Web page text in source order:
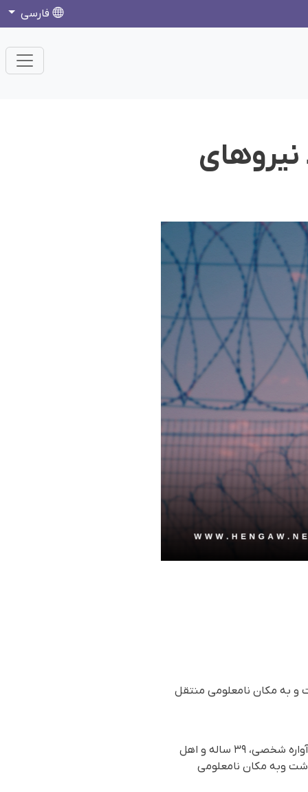
فارسی
و به مکان نامعلومی منتقل
بر اساس گزارش رسیده به سازمان حقوق بشری هه‌نگاو، روز پنجشنبە ٤ بهمن ١٤٠٣(٢٣ ژانویە ٢٠٢٥)، آوارە شخصی، ٣٩ سالە و اهل
وبه مکان نامعلومی